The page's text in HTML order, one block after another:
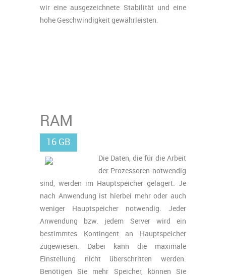
wir eine ausgezeichnete Stabilität und eine
hohe Geschwindigkeit gewährleisten.
RAM
16 GB
Die Daten, die für die Arbeit
der Prozessoren notwendig
sind, werden im Hauptspeicher gelagert. Je
nach Anwendung ist hierbei mehr oder auch
weniger Hauptspeicher notwendig. Jeder
Anwendung bzw. jedem Server wird ein
bestimmtes Kontingent an Hauptspeicher
zugewiesen. Dabei kann die maximale
Einstellung nicht überschritten werden.
Benötigen Sie mehr Speicher, können Sie